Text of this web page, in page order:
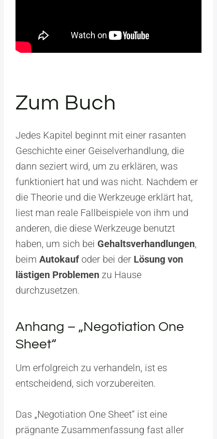
Zum Buch
Jedes Kapitel beginnt mit einer rasanten
Geschichte einer Geiselverhandlung, die
dann seziert wird, um zu erklären, was
funktioniert hat und was nicht. Nachdem er
die Theorie und die Werkzeuge erklärt hat,
liest man reale Fallbeispiele von ihm und
anderen, die diese Werkzeuge benutzt
haben, um sich bei Gehaltsverhandlungen,
beim Autokaufoder bei der Lösung von
lästigen Problemen zu Hause
durchzusetzen.
Anhang – „Negotiation One
Sheet“
Um erfolgreich zu verhandeln, ist es
entscheidend, sich vorzubereiten.
Das „Negotiation One Sheet“ ist eine
prägnante Zusammenfassung fast aller